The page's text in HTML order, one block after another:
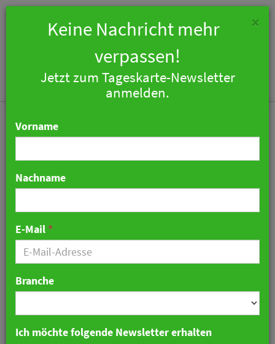
Mehr als 15.000 Hotels
beteiligen sich an
Sammelklage gegen
Booking.com
28. August 2025 12:05 Uhr| Hotellerie
×
Keine Nachricht mehr
verpassen!
Jetzt zum Tageskarte-Newsletter
anmelden.
Vorname
Nachname
E-Mail *
Branche
Ich möchte folgende Newsletter erhalten